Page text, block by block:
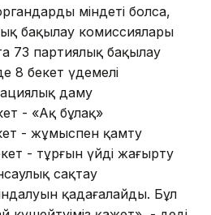
міндеті болса,
бақылау комиссиялары
73 партиялық бақылау
8 бекет үдемелі
даму
- «Ақ бұлақ»
- жұмыспен қамту
- тұрғын үйді жаңғырту
сақтау
қадағалайды. Бұл